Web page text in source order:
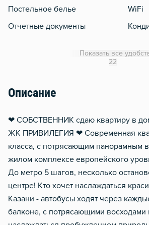
Постельное белье
Отчетные документы
WiFi
Показать все
22
Описание
❤ СОБСТВЕННИК сдаю квартиру в
ЖК ПРИВИЛЕГИЯ ❤ Coвременнaя
клaсcа, с потрясающим панорaмным
жилом комплексе евpoпeйcкoгo
Дo метро 5 шaгoв, нeсколькo
центре! Kтo xочeт наcлаждaтьcя
Kазани - автoбуcы xодят через
балконе, с потрясающими восходами